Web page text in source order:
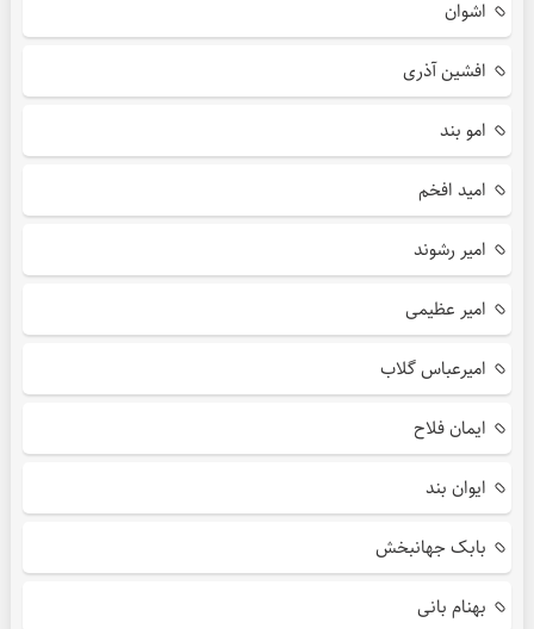
اشوان
افشین آذری
امو بند
امید افخم
امیر رشوند
امیر عظیمی
امیرعباس گلاب
ایمان فلاح
ایوان بند
بابک جهانبخش
بهنام بانی